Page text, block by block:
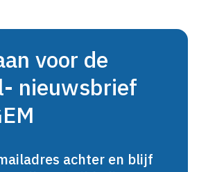
voor de
nieuwsbrief
achter en blijf